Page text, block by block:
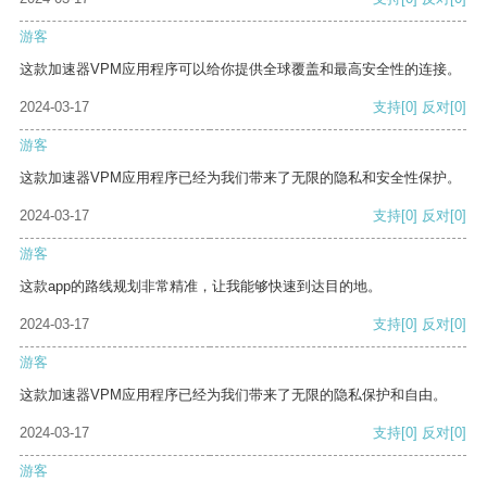
游客
这款加速器VPM应用程序可以给你提供全球覆盖和最高安全性的连接。
2024-03-17 支持[0] 反对[0]
游客
这款加速器VPM应用程序已经为我们带来了无限的隐私和安全性保护。
2024-03-17 支持[0] 反对[0]
游客
这款app的路线规划非常精准，让我能够快速到达目的地。
2024-03-17 支持[0] 反对[0]
游客
这款加速器VPM应用程序已经为我们带来了无限的隐私保护和自由。
2024-03-17 支持[0] 反对[0]
游客